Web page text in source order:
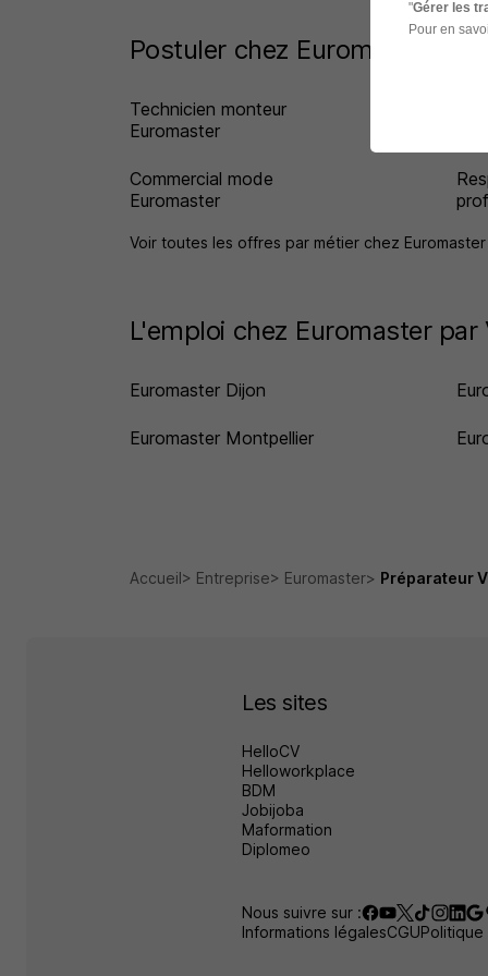
Postuler chez Euromaster par
Technicien monteur
Euromaster
Commercial mode
Euromaster
Voir toutes les offres par métier chez Euromaster
L'emploi chez Euromaster par
Euromaster Dijon
Euromaster Montpellier
Accueil Entreprise Euromaster Préparateur
Les sites
HelloCV
Helloworkplace
BDM
Jobijoba
Maformation
Diplomeo
Nous suivre sur :
Informations légalesCGU
"Gérer les
Pour en